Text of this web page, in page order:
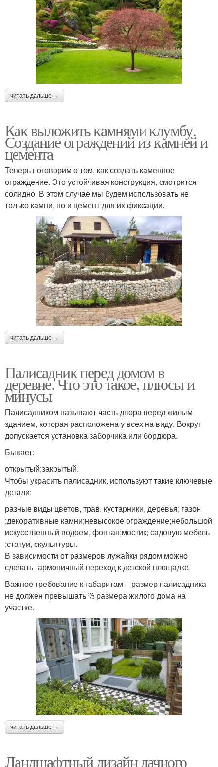
читать дальше →
Как выложить камнями клумбу.
Создание ограждений из камней и
цемента
Теперь поговорим о том, как создать каменное
ограждение. Это устойчивая конструкция, смотрится
солидно. В этом случае мы будем использовать не
только камни, но и цемент для их фиксации.
читать дальше →
Палисадник перед домом в
деревне. Что это такое, плюсы и
минусы
Палисадником называют часть двора перед жилым
зданием, которая расположена у всех на виду. Вокруг
допускается установка заборчика или бордюра.
Бывает:
открытый;закрытый.
Чтобы украсить палисадник, используют такие ключевые
детали:
разные виды цветов, трав, кустарники, деревья; газон
;декоративные камни;невысокое ограждение;небольшой
искусственный водоем, фонтан;мостик; садовую мебель
;статуи, скульптуры.
В зависимости от размеров лужайки рядом можно
сделать гармоничный переход к детской площадке.
Важное требование к габаритам ‒ размер палисадника
не должен превышать ⅔ размера жилого дома на
участке.
читать дальше →
Ландшафтный дизайн дачного